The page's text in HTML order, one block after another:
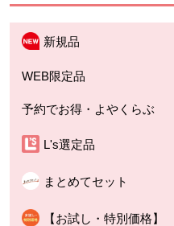
新規品
WEB限定品
予約でお得・よやくらぶ
L's選定品
まとめてセット
【お試し・特別価格】